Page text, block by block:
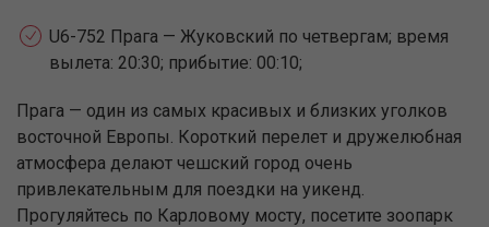
U6-752 Прага — Жуковский по четвергам; время
вылета: 20:30; прибытие: 00:10;
Прага — один из самых красивых и близких уголков
восточной Европы. Короткий перелет и дружелюбная
атмосфера делают чешский город очень
привлекательным для поездки на уикенд.
Прогуляйтесь по Карловому мосту, посетите зоопарк